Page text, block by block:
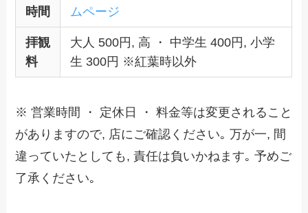
時間
ムページ
拝観
料
大人 500円, 高 ・ 中学生 400円, 小学
生 300円 ※紅葉時以外
※ 営業時間 ・ 定休日 ・ 料金等は変更されること
がありますので, 店にご確認ください｡ 万が一, 間
違っていたとしても, 責任は負いかねます｡ 予めご
了承ください｡